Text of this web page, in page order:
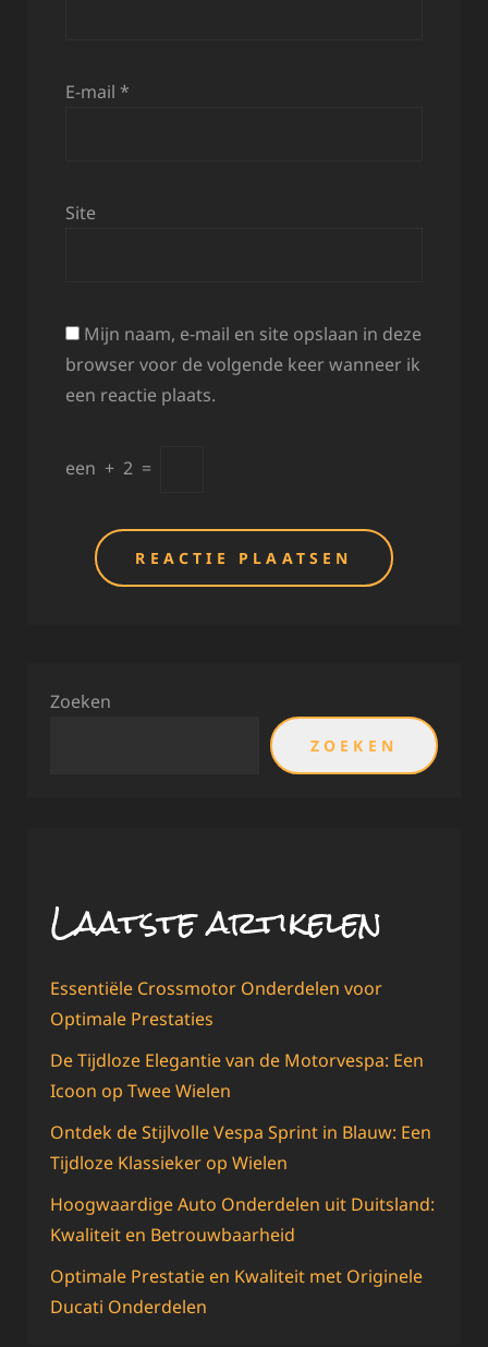
E-mail *
Site
Mijn naam, e-mail en site opslaan in deze
browser voor de volgende keer wanneer ik
een reactie plaats.
een + 2 =
Zoeken
ZOEKEN
Laatste artikelen
Essentiële Crossmotor Onderdelen voor
Optimale Prestaties
De Tijdloze Elegantie van de Motorvespa: Een
Icoon op Twee Wielen
Ontdek de Stijlvolle Vespa Sprint in Blauw: Een
Tijdloze Klassieker op Wielen
Hoogwaardige Auto Onderdelen uit Duitsland:
Kwaliteit en Betrouwbaarheid
Optimale Prestatie en Kwaliteit met Originele
Ducati Onderdelen